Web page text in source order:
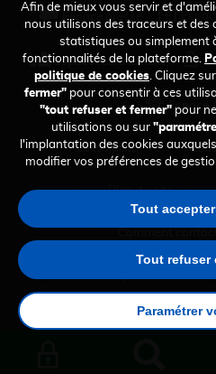
FOOTER
TOP
Espace presse
Espace recrutement
Espace
FOOTER
MENU
Accessibilité
Plan du site
Politique
Afin de mieux vous servir et
nous utilisons des traceurs et des
statistiques ou simplement
fonctionnalités de la plateforme.
politique de cookies. Cliquez
fermer"pour consentir à ces
"tout refuser et fermer" pour
utilisations ou sur
l'implantation des cookies
modifier vos préférences de
Tout
Tout refuser
Paramétrer